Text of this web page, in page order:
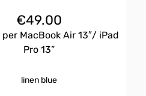
€49.00
MacBook Air 13″/ iPad
Pro 13”
linen blue